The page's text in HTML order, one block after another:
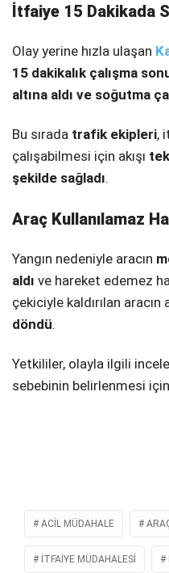
İtfaiye 15 Dakikada
Olay yerine hızla ulaşan
15 dakikalık çalışma
altına aldı ve soğutma
Bu sırada trafik ekipleri,
çalışabilmesi için akışı
şekilde sağladı.
Araç Kullanılamaz
Yangın nedeniyle aracın
aldı ve hareket edemez
çekiciyle kaldırılan aracın
döndü.
Yetkililer, olayla ilgili
sebebinin belirlenmesi
ACIL MÜDAHALE
ITFAIYE MÜDAHALESI